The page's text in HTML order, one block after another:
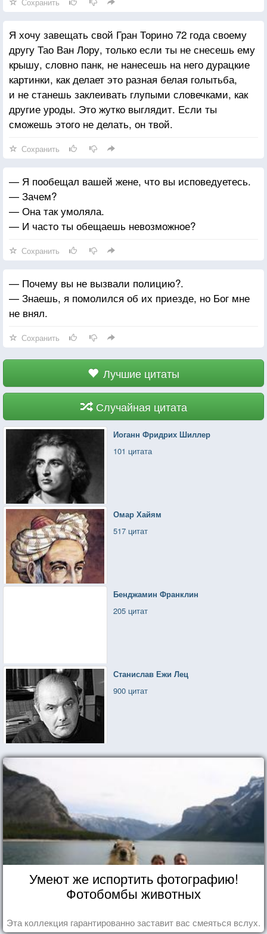
Я хочу завещать свой Гран Торино 72 года своему
другу Тао Ван Лору, только если ты не снесешь ему
крышу, словно панк, не нанесешь на него дурацкие
картинки, как делает это разная белая голытьба,
и не станешь заклеивать глупыми словечками, как
другие уроды. Это жутко выглядит. Если ты
сможешь этого не делать, он твой.
Сохранить
— Я пообещал вашей жене, что вы исповедуетесь.
— Зачем?
— Она так умоляла.
— И часто ты обещаешь невозможное?
Сохранить
— Почему вы не вызвали полицию?.
— Знаешь, я помолился об их приезде, но Бог мне
не внял.
Сохранить
Лучшие цитаты
Случайная цитата
Иоганн Фридрих Шиллер
101 цитата
Омар Хайям
517 цитат
Бенджамин Франклин
205 цитат
Станислав Ежи Лец
900 цитат
Умеют же испортить фотографию!
Фотобомбы животных
Эта коллекция гарантированно заставит вас смеяться вслух.